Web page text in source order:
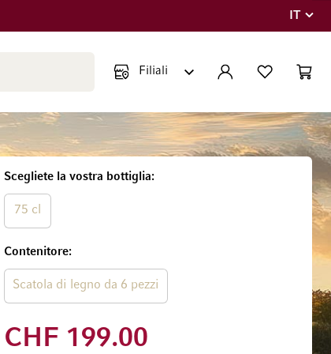
Lingua
IT
ACCOUNT LISTA DEI CART
Scegliete la vostra bottiglia
75 cl
Contenitore
Scatola di legno da 6 pezzi
CHF 199.00